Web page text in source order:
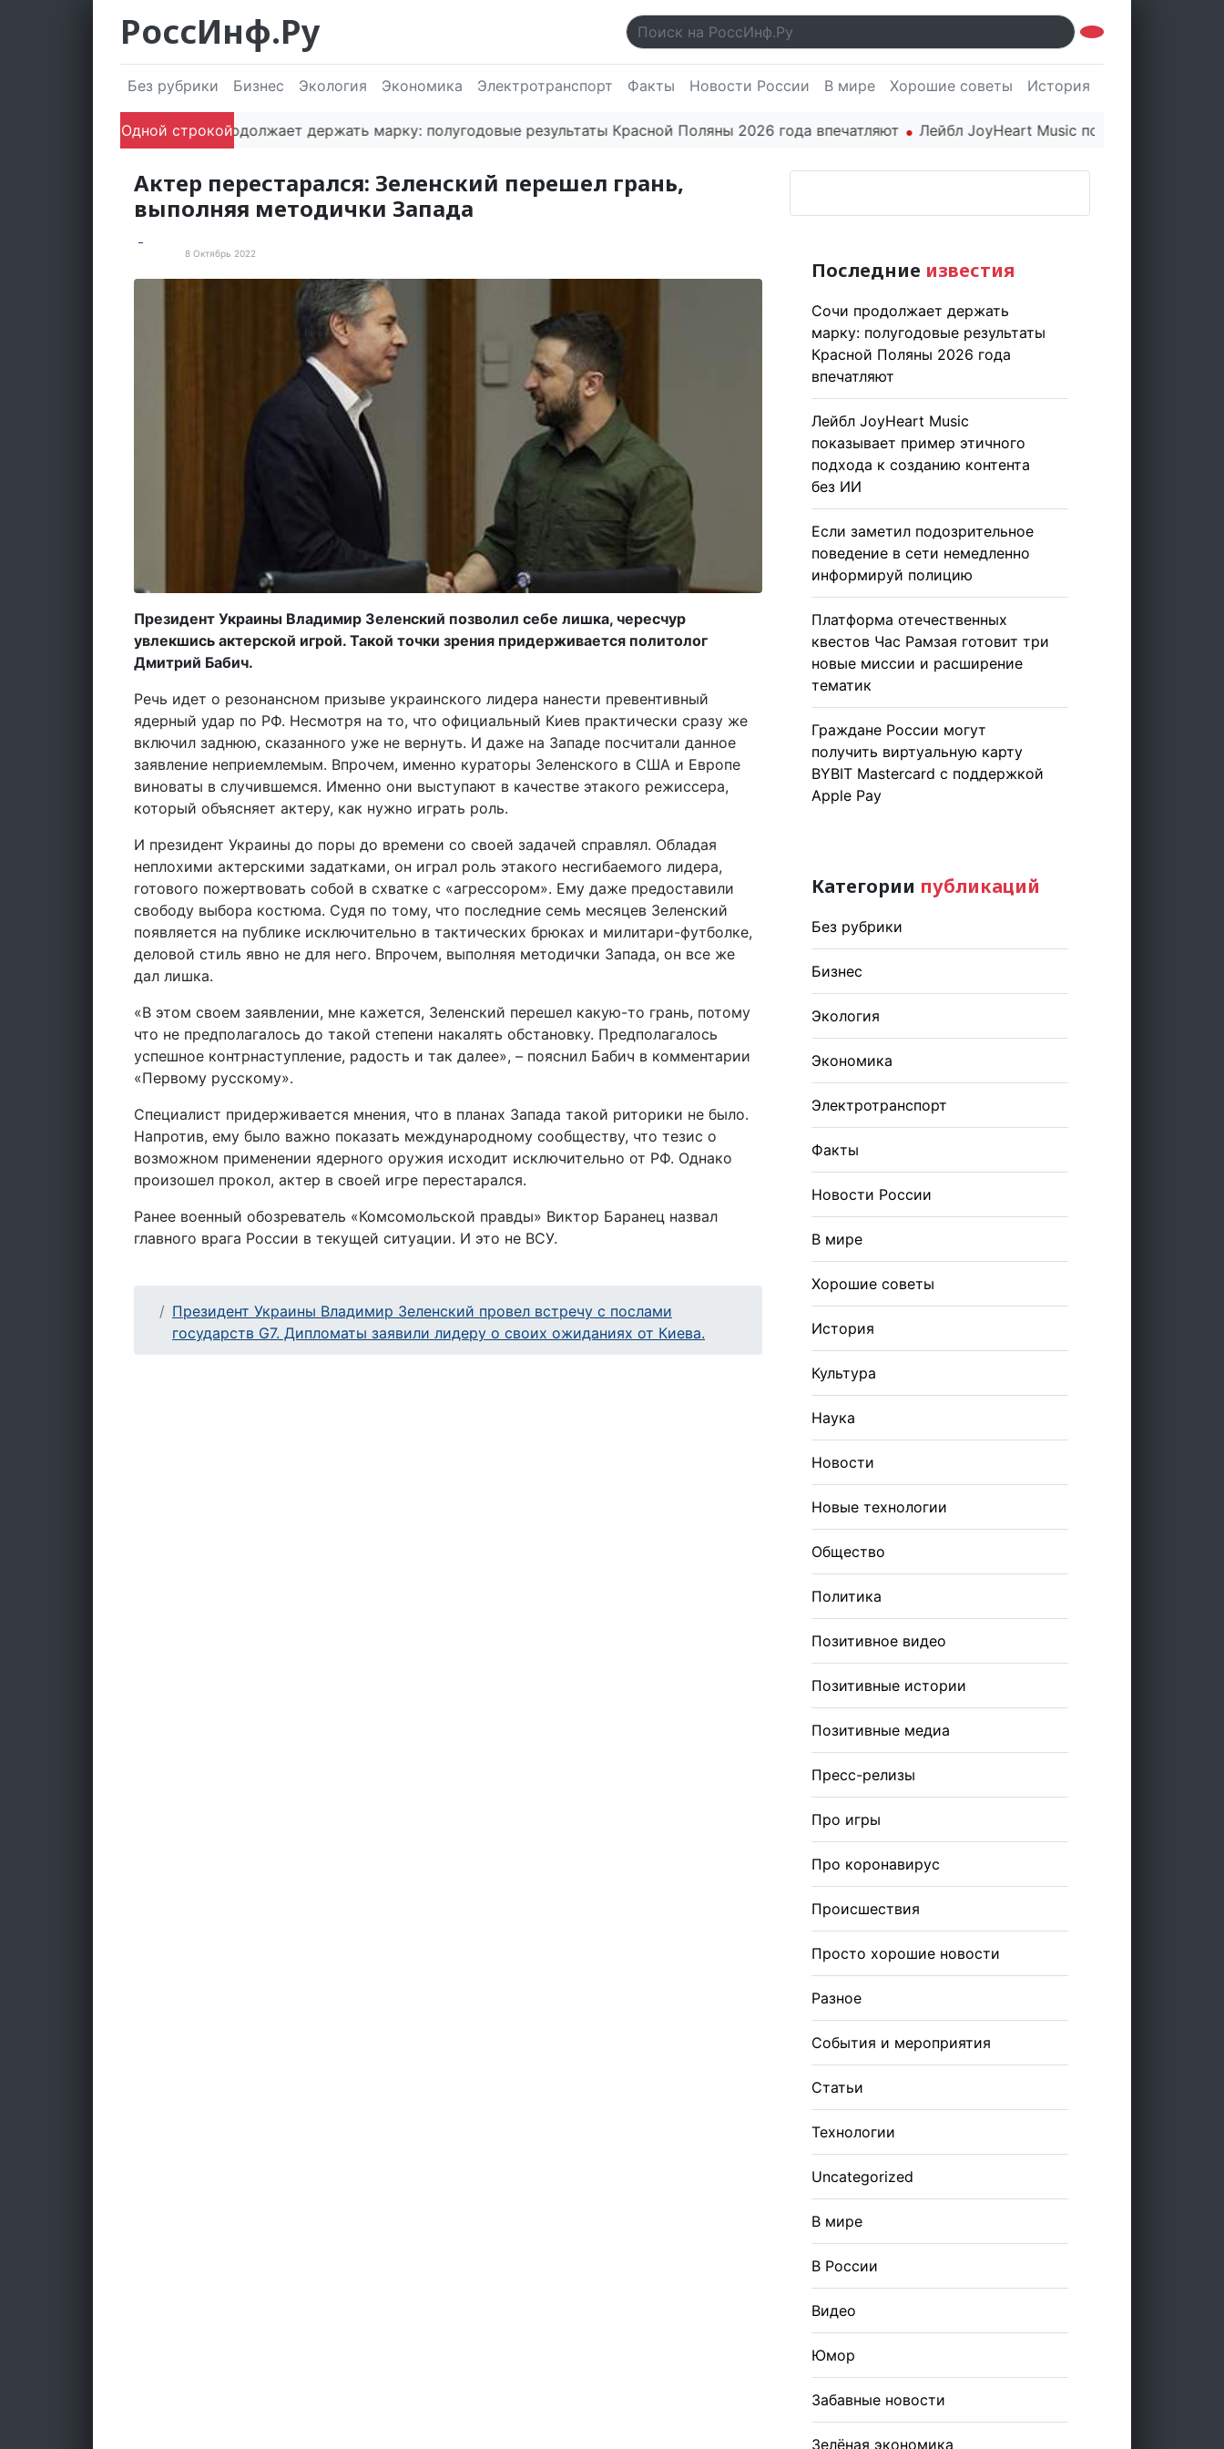
РоссИнф.Ру
Без рубрики Бизнес Экология Экономика Электротранспорт Факты Новости России В мире Хорошие советы История
Одной строкой
Сочи продолжает держать марку: полугодовые результаты Красной Поляны 2026 года впечатляют Лейбл JoyHeart Music показывает пример
Актер перестарался: Зеленский перешел грань,
выполняя методички Запада
8 Октябрь 2022
Президент Украины Владимир Зеленский позволил себе лишка, чересчур
увлекшись актерской игрой. Такой точки зрения придерживается политолог
Дмитрий Бабич.
Речь идет о резонансном призыве украинского лидера нанести превентивный
ядерный удар по РФ. Несмотря на то, что официальный Киев практически сразу же
включил заднюю, сказанного уже не вернуть. И даже на Западе посчитали данное
заявление неприемлемым. Впрочем, именно кураторы Зеленского в США и Европе
виноваты в случившемся. Именно они выступают в качестве этакого режиссера,
который объясняет актеру, как нужно играть роль.
И президент Украины до поры до времени со своей задачей справлял. Обладая
неплохими актерскими задатками, он играл роль этакого несгибаемого лидера,
готового пожертвовать собой в схватке с «агрессором». Ему даже предоставили
свободу выбора костюма. Судя по тому, что последние семь месяцев Зеленский
появляется на публике исключительно в тактических брюках и милитари-футболке,
деловой стиль явно не для него. Впрочем, выполняя методички Запада, он все же
дал лишка.
«В этом своем заявлении, мне кажется, Зеленский перешел какую-то грань, потому
что не предполагалось до такой степени накалять обстановку. Предполагалось
успешное контрнаступление, радость и так далее», – пояснил Бабич в комментарии
«Первому русскому».
Специалист придерживается мнения, что в планах Запада такой риторики не было.
Напротив, ему было важно показать международному сообществу, что тезис о
возможном применении ядерного оружия исходит исключительно от РФ. Однако
произошел прокол, актер в своей игре перестарался.
Ранее военный обозреватель «Комсомольской правды» Виктор Баранец назвал
главного врага России в текущей ситуации. И это не ВСУ.
Президент Украины Владимир Зеленский провел встречу с послами
государств G7. Дипломаты заявили лидеру о своих ожиданиях от Киева.
Последние известия
Сочи продолжает держать
марку: полугодовые результаты
Красной Поляны 2026 года
впечатляют
Лейбл JoyHeart Music
показывает пример этичного
подхода к созданию контента
без ИИ
Если заметил подозрительное
поведение в сети немедленно
информируй полицию
Платформа отечественных
квестов Час Рамзая готовит три
новые миссии и расширение
тематик
Граждане России могут
получить виртуальную карту
BYBIT Mastercard с поддержкой
Apple Pay
Категории публикаций
Без рубрики
Бизнес
Экология
Экономика
Электротранспорт
Факты
Новости России
В мире
Хорошие советы
История
Культура
Наука
Новости
Новые технологии
Общество
Политика
Позитивное видео
Позитивные истории
Позитивные медиа
Пресс-релизы
Про игры
Про коронавирус
Происшествия
Просто хорошие новости
Разное
События и мероприятия
Статьи
Технологии
Uncategorized
В мире
В России
Видео
Юмор
Забавные новости
Зелёная экономика